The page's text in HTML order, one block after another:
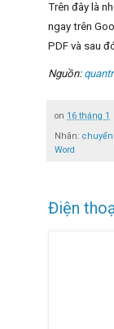
Trên đây là
ngay trên
PDF và sau
Nguồn:
on 16 tháng 1
Nhãn: chuyển
Word
Điện